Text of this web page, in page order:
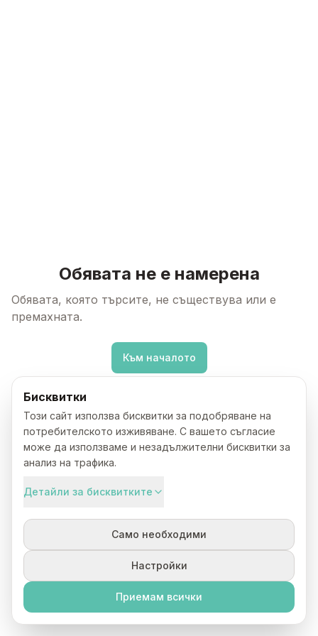
Обявата не е намерена
Обявата, която търсите, не съществува или е
премахната.
Към началото
Бисквитки
Този сайт използва бисквитки за подобряване на
потребителското изживяване. С вашето съгласие
може да използваме и незадължителни бисквитки за
анализ на трафика.
Детайли за бисквитките
Само необходими
Настройки
Приемам всички